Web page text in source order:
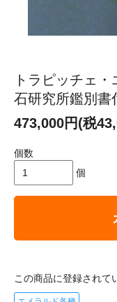
トラピッチェ
石研究所鑑別書
473,000円(税
個数
個
この商品に登録されて